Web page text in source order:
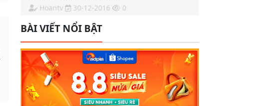
Hoantv 30-12-2016 0
BÀI VIẾT NỔI BẬT